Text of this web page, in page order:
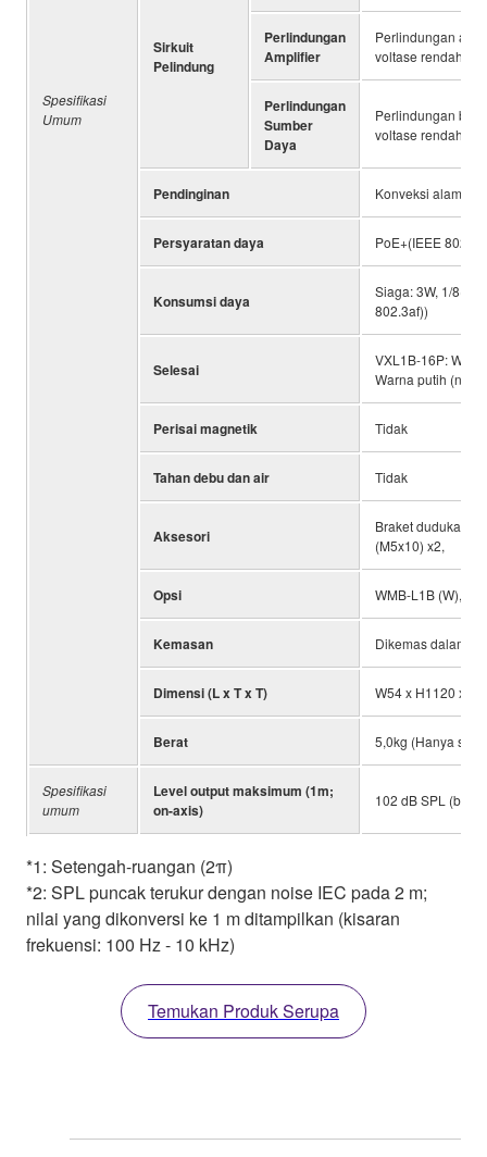
Spesifikasi
Umum
Sirkuit
Pelindung
Perlindungan
Amplifier
Perlindungan
voltase rendah,
Perlindungan
Sumber
Daya
Perlindungan
voltase rendah
Pendinginan Konveksi alami
Persyaratan daya PoE+(IEEE
Konsumsi daya
Siaga: 3W, 1/
802.3af))
Selesai
VXL1B-16P:
Warna putih (nilai
Perisai magnetik Tidak
Tahan debu dan air Tidak
Aksesori
Braket dudukan
(M5x10) x2,
Opsi WMB-L1B (W),
Kemasan Dikemas dalam 1
Dimensi (L x T x T) W54 x H1120 x
Berat 5,0kg (Hanya
Spesifikasi
umum
Level output maksimum (1m;
on-axis)
102 dB SPL (bila
*1: Setengah-ruangan (2π)
*2: SPL puncak terukur dengan noise IEC pada 2 m;
nilai yang dikonversi ke 1 m ditampilkan (kisaran
frekuensi: 100 Hz - 10 kHz)
Temukan Produk Serupa